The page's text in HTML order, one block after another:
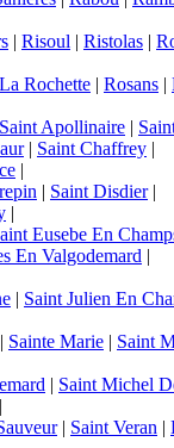
| Risoul | Ristolas |
La Rochette | Rosans |
Saint Apollinaire |
| Saint Chaffrey |
|
| Saint Disdier |
|
Eusebe En
En Valgodemard |
| Saint Julien En
| Sainte Marie | Saint
| Saint Michel
|
| Saint Veran |